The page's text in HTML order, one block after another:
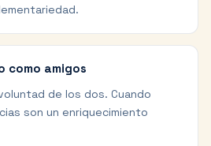
como amigos
de los dos. Cuando
son un enriquecimiento